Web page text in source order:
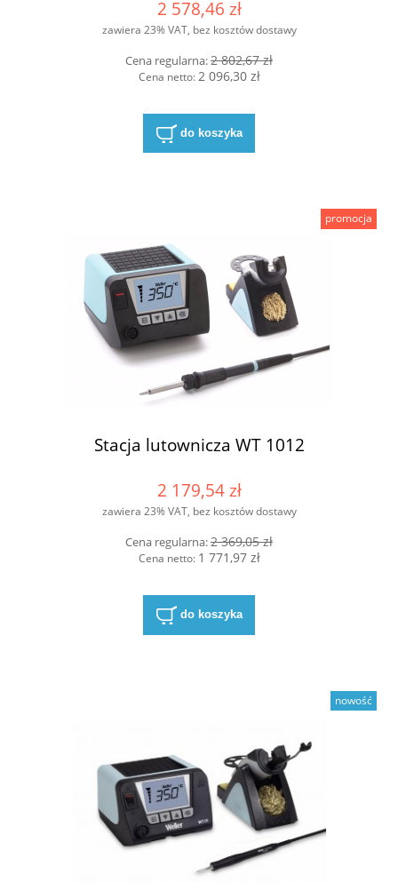
2 578,46 zł
zawiera 23% VAT, bez kosztów dostawy
Cena regularna:2 802,67 zł
Cena netto: 2 096,30 zł
do koszyka
Stacja lutownicza WT 1012
2 179,54 zł
zawiera 23% VAT, bez kosztów dostawy
Cena regularna:2 369,05 zł
Cena netto: 1 771,97 zł
do koszyka
promocja
nowość